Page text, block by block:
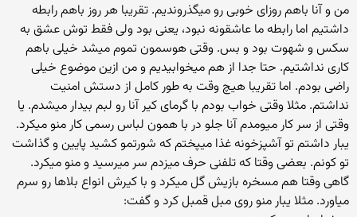
من و آنا باهم روزای خوبی رو میگذروندیم. تقریبا هر روز باهم رابطه
داشتیم اما رابطه ما عاشقونه نبود، یعنی بود ولی فقط توش عشق به
سکس و شهوت بود و بس. وقتی هوسمون تموم میشد خیلی باهم
کاری نداشتیم. حتا جدا از هم میخوابیدیم و من ازین موضوع خیلی
راضی بودم. اما تقریبا هیچ وقت به طور کامل از دستش امنیت
نداشتم. مثلا وقتی خواب بودم با گرمای کیر آنا رو لبم بیدار میشدم. یا
وقتی از سر کار میومدم آنا جلو در با همون لباس رسمی کار منو میکرد.
یبار داشتم تو آشپزخونه غذا میپختم که شورتمو کشید پایین و گذاشت
تو کونم. بعضی وقتا که تلفنی حرف میزدم سر میرسید و منو میکرد.
گاهی وقتا هم مسخره بازیش گل میکرد و با کیرش انواع بلاها رو سرم
میاورد. مثلا یبار منو روی مبل قمبل کرد و گفت: